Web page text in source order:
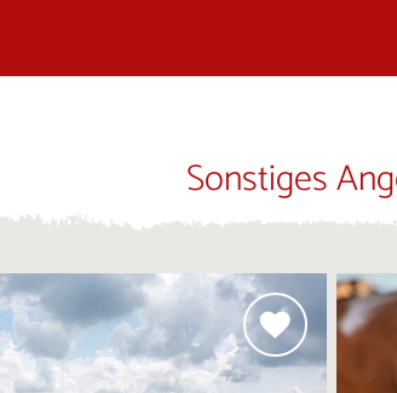
Sonstiges